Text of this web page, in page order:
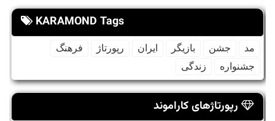
KARAMOND Tags
مد جشن بازیگر ایران رپورتاژ
فرهنگ
جشنواره
زندگی
رپورتاژهای کاراموند